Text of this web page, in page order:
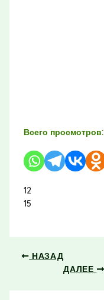
Всего просмотров:
12
15
НАЗАД
ДАЛЕЕ